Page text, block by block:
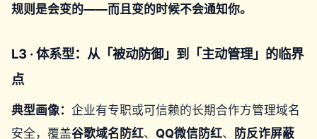
规则是会变的——而且变的时候不会通知你。
L3 · 体系型：从「被动防御」到「主动管理」的临界
点
典型画像： 企业有专职或可信赖的长期合作方管理域名
安全，覆盖谷歌域名防红、 QQ微信防红、
防反诈屏蔽